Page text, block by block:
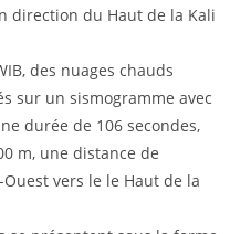
direction du Haut de la Kali
des nuages ​​chauds
sur un sismogramme avec
durée de 106 secondes,
m, une distance de
vers le le Haut de la